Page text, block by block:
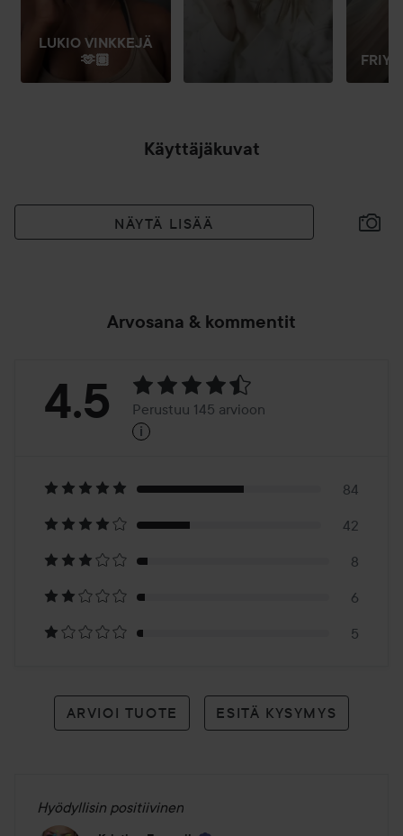
LUKIO VINKKEJÄ
🫶🏽
Käyttäjäkuvat
NÄYTÄ LISÄÄ
Arvosana & kommentit
Arvosana:
Perustuu
145
arvioon
4.5 Perustuu 145 arvioon
i
84
42
8
6
5
ARVIOI TUOTE ESITÄ KYSYMYS
Hyödyllisin positiivinen